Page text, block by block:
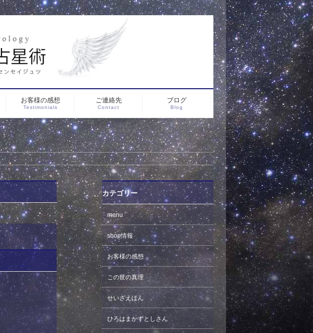
お客様の感想
Testimonials
ご連絡先
Contact
ブログ
Blog
カテゴリー
menu
shop情報
お客様の感想
この世の真理
せいざえほん
ひろはまかずとしさん